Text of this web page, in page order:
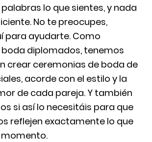
lo que sientes, y nada
No te preocupes,
para ayudarte. Como
diplomados, tenemos
crear ceremonias de boda de
acorde con el estilo y la
de cada pareja. Y también
si así lo necesitáis para que
reflejen exactamente lo que
momento.